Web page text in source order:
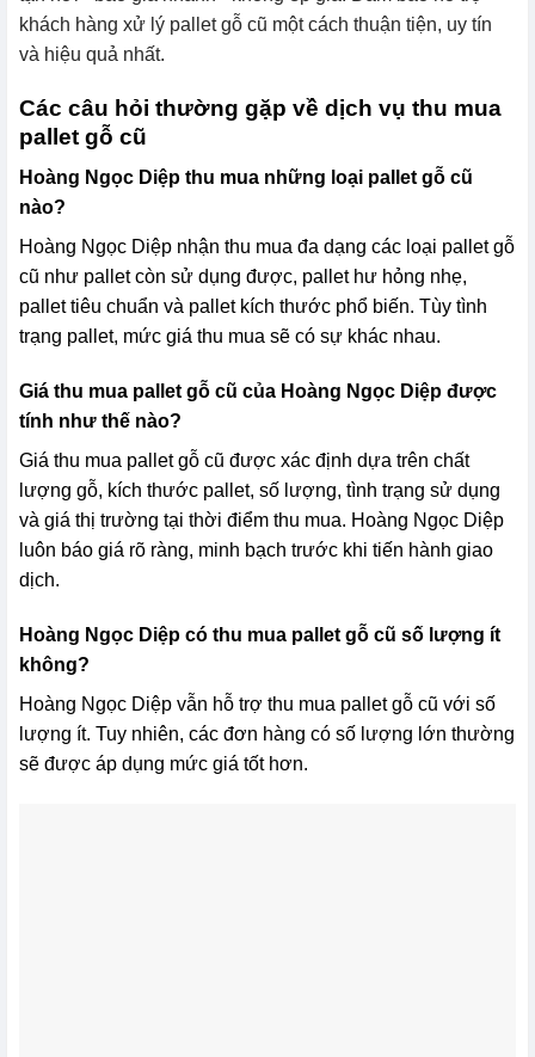
khách hàng xử lý pallet gỗ cũ một cách thuận tiện, uy tín
và hiệu quả nhất.
Các câu hỏi thường gặp về dịch vụ thu mua
pallet gỗ cũ
Hoàng Ngọc Diệp thu mua những loại pallet gỗ cũ
nào?
Hoàng Ngọc Diệp nhận thu mua đa dạng các loại pallet gỗ
cũ như pallet còn sử dụng được, pallet hư hỏng nhẹ,
pallet tiêu chuẩn và pallet kích thước phổ biến. Tùy tình
trạng pallet, mức giá thu mua sẽ có sự khác nhau.
Giá thu mua pallet gỗ cũ của Hoàng Ngọc Diệp được
tính như thế nào?
Giá thu mua pallet gỗ cũ được xác định dựa trên chất
lượng gỗ, kích thước pallet, số lượng, tình trạng sử dụng
và giá thị trường tại thời điểm thu mua. Hoàng Ngọc Diệp
luôn báo giá rõ ràng, minh bạch trước khi tiến hành giao
dịch.
Hoàng Ngọc Diệp có thu mua pallet gỗ cũ số lượng ít
không?
Hoàng Ngọc Diệp vẫn hỗ trợ thu mua pallet gỗ cũ với số
lượng ít. Tuy nhiên, các đơn hàng có số lượng lớn thường
sẽ được áp dụng mức giá tốt hơn.